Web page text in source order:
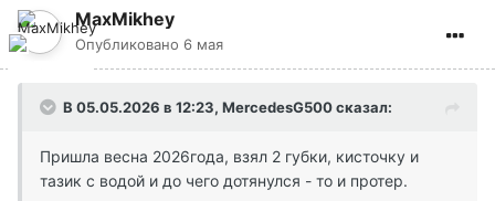
MaxMikhey
Опубликовано 6 мая
В 05.05.2026 в 12:23, MercedesG500сказал:
Пришла весна 2026года, взял 2 губки, кисточку и
тазик с водой и до чего дотянулся - то и протер.